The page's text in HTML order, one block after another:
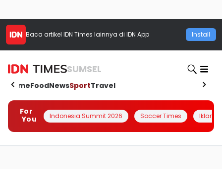
Baca artikel IDN Times lainnya di IDN App Install
SUMSEL
HomeFoodNewsSportTravel
For
You
Indonesia Summit 2026 Soccer Times Iklanin